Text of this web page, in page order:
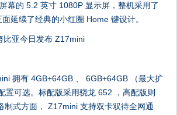
幕的 5.2 英寸 1080P 显示屏，整机采用了
延续了经典的小红圈 Home 键设计。
拥有 4GB+64GB 、 6GB+64GB （最大扩
置可选。标配版采用骁龙 652 ，高配版则
制式方面， Z17mini 支持双卡双待全网通